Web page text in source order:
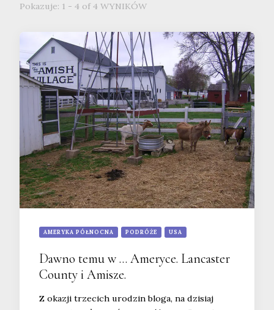
Pokazuje: 1 - 4 of 4 WYNIKÓW
AMERYKA PÓŁNOCNA PODRÓŻE USA
Dawno temu w … Ameryce. Lancaster
County i Amisze.
Z okazji trzecich urodzin bloga, na dzisiaj